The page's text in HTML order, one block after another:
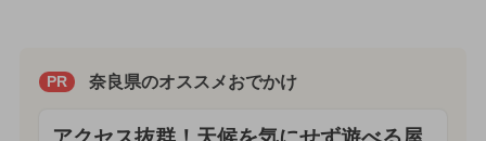
PR 奈良県のオススメおでかけ